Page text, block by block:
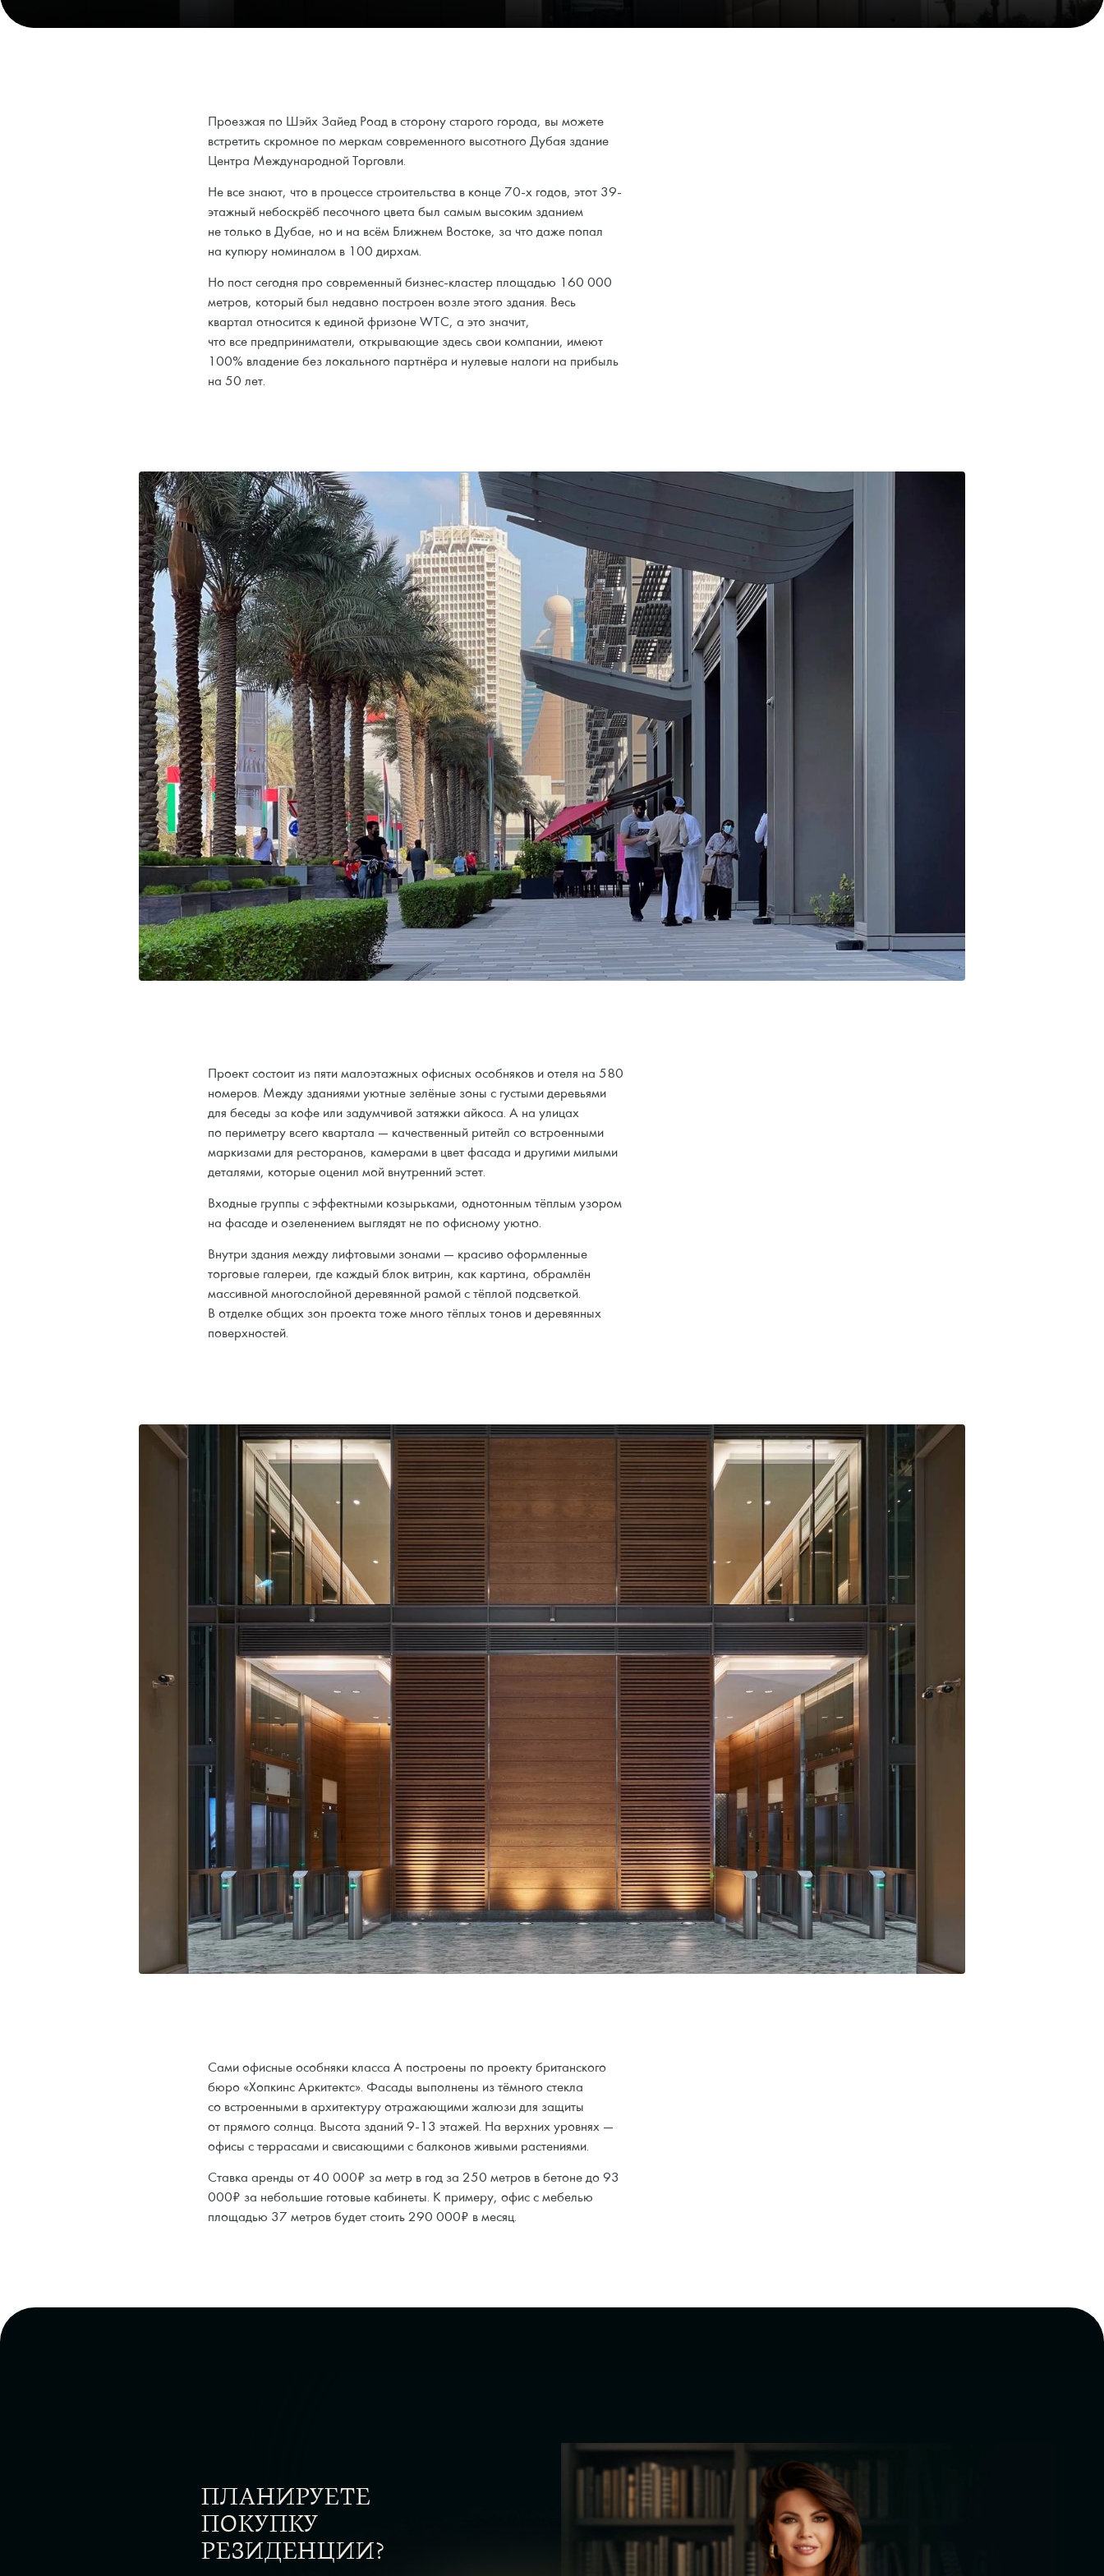
Проезжая по Шэйх Зайед Роад в сторону старого города, вы можете
встретить скромное по меркам современного высотного Дубая здание
Центра Международной Торговли.
Не все знают, что в процессе строительства в конце 70-х годов, этот 39-
этажный небоскрёб песочного цвета был самым высоким зданием
не только в Дубае, но и на всём Ближнем Востоке, за что даже попал
на купюру номиналом в 100 дирхам.
Но пост сегодня про современный бизнес-кластер площадью 160 000
метров, который был недавно построен возле этого здания. Весь
квартал относится к единой фризоне WTC, а это значит,
что все предприниматели, открывающие здесь свои компании, имеют
100% владение без локального партнёра и нулевые налоги на прибыль
на 50 лет.
Проект состоит из пяти малоэтажных офисных особняков и отеля на 580
номеров. Между зданиями уютные зелёные зоны с густыми деревьями
для беседы за кофе или задумчивой затяжки айкоса. А на улицах
по периметру всего квартала — качественный ритейл со встроенными
маркизами для ресторанов, камерами в цвет фасада и другими милыми
деталями, которые оценил мой внутренний эстет.
Входные группы с эффектными козырьками, однотонным тёплым узором
на фасаде и озеленением выглядят не по офисному уютно.
Внутри здания между лифтовыми зонами — красиво оформленные
торговые галереи, где каждый блок витрин, как картина, обрамлён
массивной многослойной деревянной рамой с тёплой подсветкой.
В отделке общих зон проекта тоже много тёплых тонов и деревянных
поверхностей.
Сами офисные особняки класса A построены по проекту британского
бюро «Хопкинс Аркитектс». Фасады выполнены из тёмного стекла
со встроенными в архитектуру отражающими жалюзи для защиты
от прямого солнца. Высота зданий 9-13 этажей. На верхних уровнях —
офисы с террасами и свисающими с балконов живыми растениями.
Ставка аренды от 40 000₽ за метр в год за 250 метров в бетоне до 93
000₽ за небольшие готовые кабинеты. К примеру, офис с мебелью
площадью 37 метров будет стоить 290 000₽ в месяц.
ПЛАНИРУЕТЕ
ПОКУПКУ
РЕЗИДЕНЦИИ?